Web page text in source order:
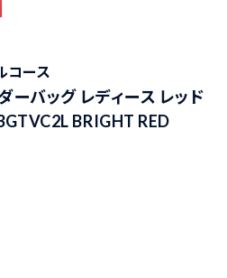
コース
ーバッグ レディース レッド
BRIGHT RED